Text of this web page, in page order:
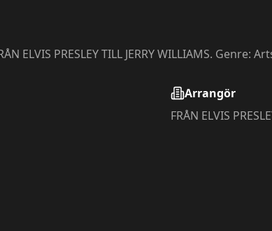
ELVIS PRESLEY TILL JERRY WILLIAMS. Genre:
Arrangör
FRÅN ELVIS